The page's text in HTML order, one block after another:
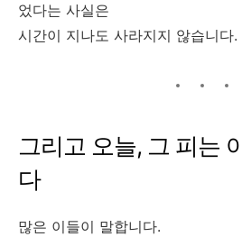
었다는 사실은
시간이 지나도 사라지지 않습니다.
그리고 오늘, 그 피는
다
많은 이들이 말합니다.